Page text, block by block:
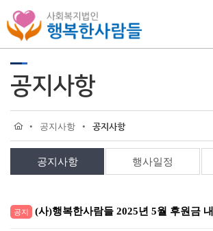
공지사항
• 공지사항 • 공지사항
공지사항 행사일정
공지 (사)행복한사람들 2025년 5월 후원금